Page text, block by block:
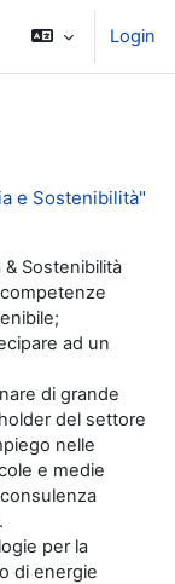
Login
e Sostenibilità"
Sostenibilità
ad un
di grande
del settore
nelle
e medie
per la
di energie